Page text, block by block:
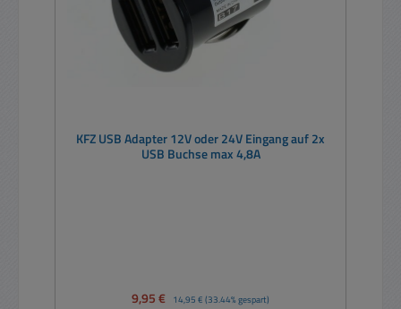
KFZ USB Adapter 12V oder 24V Eingang auf 2x
USB Buchse max 4,8A
Verkaufspreis:
9,95 € Regulärer Preis:
14,95 € (33.44% gespart)